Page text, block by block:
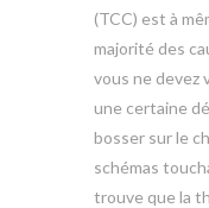
(TCC) est à
majorité des
vous ne devez
une certaine
bosser sur le
schémas
trouve que la